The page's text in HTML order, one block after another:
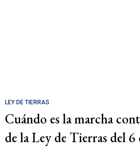
LEY DE TIERRAS
Cuándo es la marcha
de la Ley de Tierras del 6